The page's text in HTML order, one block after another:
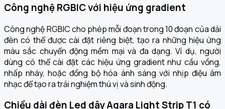
Công nghệ RGBIC với hiệu ứng gradient
Công nghệ RGBIC cho phép mỗi đoạn trong 10 đoạn của dải
đèn có thể được cài đặt riêng biệt, tạo ra những hiệu ứng
màu sắc chuyển động mềm mại và đa dạng. Ví dụ, người
dùng có thể cài đặt các hiệu ứng gradient như cầu vồng,
nhấp nháy, hoặc đồng bộ hóa ánh sáng với nhịp điệu âm
nhạc để tạo ra trải nghiệm thú vị và sinh động.
Chiều dài đèn Led dây Aqara Light Strip T1 có